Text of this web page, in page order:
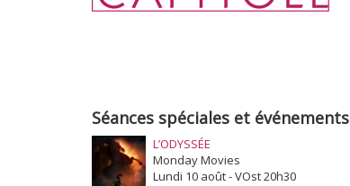
Séances spéciales et événements
L’ODYSSÉE
Monday Movies
Lundi 10 août - VOst 20h30